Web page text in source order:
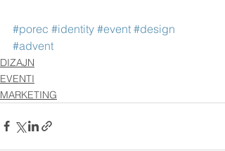
#porec #identity #event #design
#advent
DIZAJN
EVENTI
MARKETING